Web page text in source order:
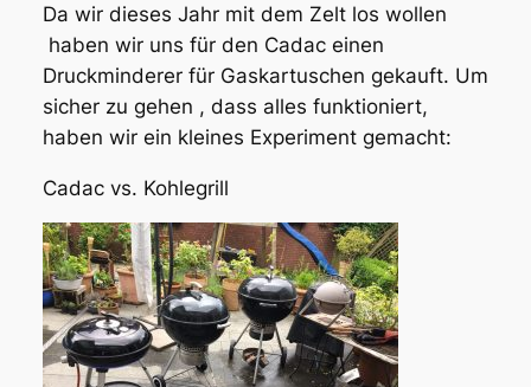
Da wir dieses Jahr mit dem Zelt los wollen
haben wir uns für den Cadac einen
Druckminderer für Gaskartuschen gekauft. Um
sicher zu gehen , dass alles funktioniert,
haben wir ein kleines Experiment gemacht:
Cadac vs. Kohlegrill